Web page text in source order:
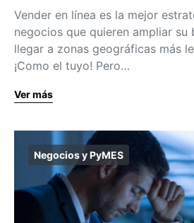
Vender en línea es la mejor
negocios que quieren ampliar su
llegar a zonas geográficas más
¡Como el tuyo! Pero…
Ver más
Negocios y PyMES